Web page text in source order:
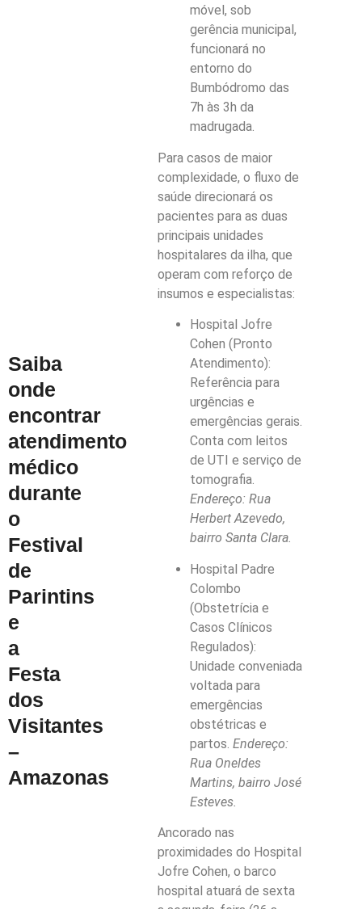
Saiba
onde
encontrar
atendimento
médico
durante
o
Festival
de
Parintins
e
a
Festa
dos
Visitantes
–
Amazonas
móvel, sob
gerência municipal,
funcionará no
entorno do
Bumbódromo das
7h às 3h da
madrugada.
Para casos de maior
complexidade, o fluxo de
saúde direcionará os
pacientes para as duas
principais unidades
hospitalares da ilha, que
operam com reforço de
insumos e especialistas:
Hospital Jofre
Cohen (Pronto
Atendimento):
Referência para
urgências e
emergências gerais.
Conta com leitos
de UTI e serviço de
tomografia.
Endereço: Rua
Herbert Azevedo,
bairro Santa Clara.
Hospital Padre
Colombo
(Obstetrícia e
Casos Clínicos
Regulados):
Unidade conveniada
voltada para
emergências
obstétricas e
partos.Endereço:
Rua Oneldes
Martins, bairro José
Esteves.
Ancorado nas
proximidades do Hospital
Jofre Cohen, o barco
hospital atuará de sexta